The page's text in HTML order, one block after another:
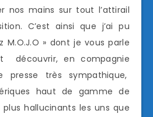
nos mains sur tout l’attirail
C’est ainsi que j’ai pu
M.O.J.O » dont je vous parle
découvrir, en compagnie
presse très sympathique,
haut de gamme de
hallucinants les uns que